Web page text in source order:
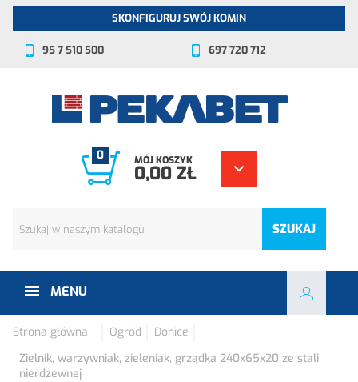
SKONFIGURUJ SWÓJ KOMIN
95 7 510 500 697 720 712
SZUKAJ
0 MÓJ KOSZYK
0,00 ZŁ
MENU
Strona główna Ogród
Donice
Zielnik, warzywniak, zieleniak, grządka 240x65x20 ze stali
nierdzewnej